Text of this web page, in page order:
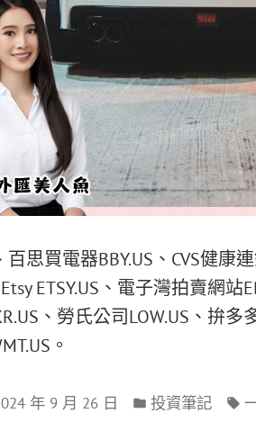
思買電器BBY.US、CVS健康
ETSY.US、電子灣拍賣網站
、勞氏公司LOW.US、拚多
。
年 9 月 26 日 投資筆記